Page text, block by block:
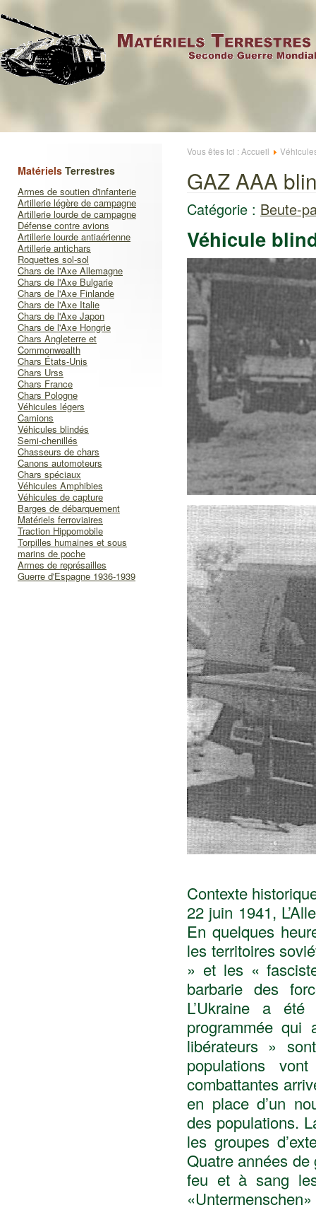
Matériels Terrestres
Armes de soutien d'infanterie
Artillerie légère de campagne
Artillerie lourde de campagne
Défense contre avions
Artillerie lourde antiaérienne
Artillerie antichars
Roquettes sol-sol
Chars de l'Axe Allemagne
Chars de l'Axe Bulgarie
Chars de l'Axe Finlande
Chars de l'Axe Italie
Chars de l'Axe Japon
Chars de l'Axe Hongrie
Chars Angleterre et
Commonwealth
Chars États-Unis
Chars Urss
Chars France
Chars Pologne
Véhicules légers
Camions
Véhicules blindés
Semi-chenillés
Chasseurs de chars
Canons automoteurs
Chars spéciaux
Véhicules Amphibies
Véhicules de capture
Barges de débarquement
Matériels ferroviaires
Traction Hippomobile
Torpilles humaines et sous
marins de poche
Armes de représailles
Guerre d'Espagne 1936-1939
Vous êtes ici : Accueil
GAZ AAA
Catégorie : Beute-
Véhicule
Contexte
22 juin 1941,
En quelques
les territoires
» et les «
barbarie des
L’Ukraine a
programmée
libérateurs »
populations
combattantes
en place d’un
des populations.
les groupes
Quatre années
feu et à sang